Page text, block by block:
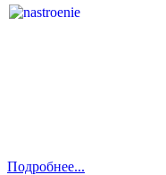
Подробнее...